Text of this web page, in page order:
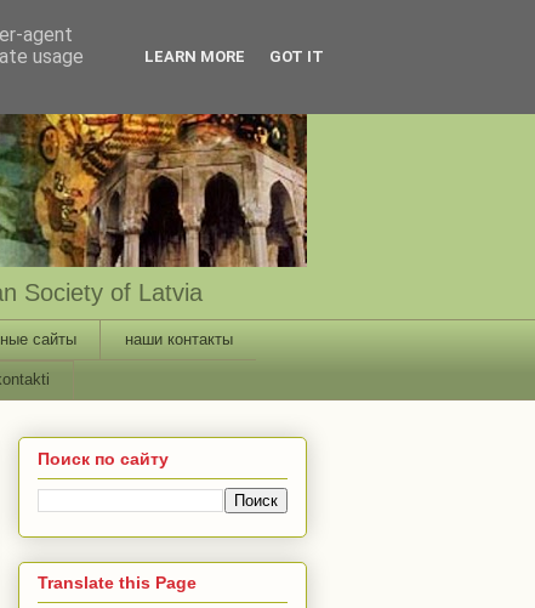
Society of Latvia
сайты наши контакты
Поиск по сайту
Translate this Page
agent
usage
LEARN MORE GOT IT